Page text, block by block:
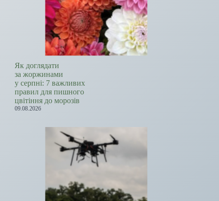
Як доглядати
за жоржинами
у серпні: 7 важливих
правил для пишного
цвітіння до морозів
09.08.2026